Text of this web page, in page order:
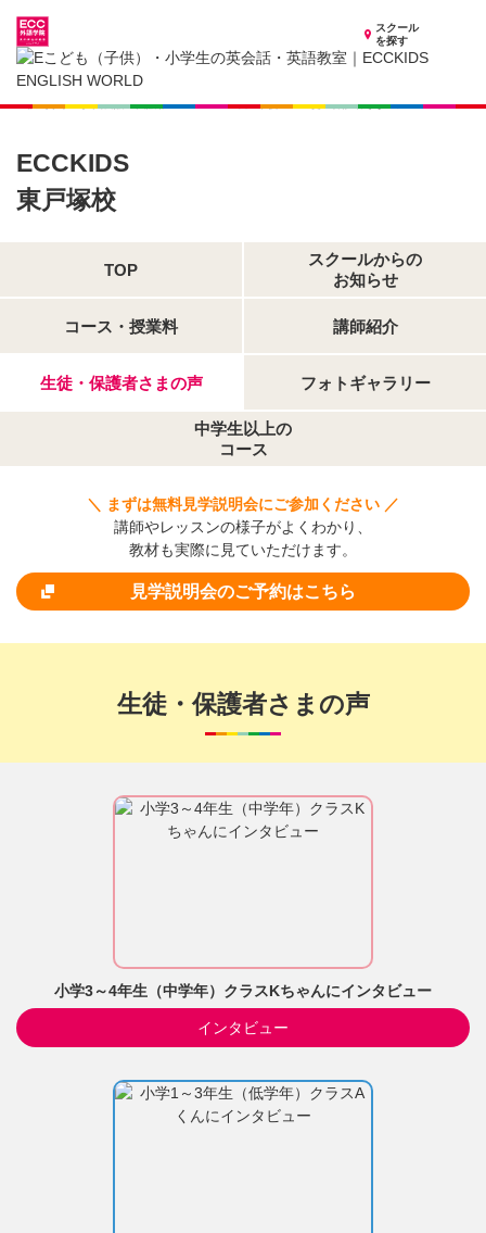
スクール
を探す
神奈川県の子供英会話・英語教室
子供（小学生）英会話・英語教室 ECCKIDS 東戸塚校
生徒・保護者さまの声
ECCKIDS
東戸塚校
TOP
スクールからの
お知らせ
コース・授業料 講師紹介
生徒・保護者さまの声 フォトギャラリー
中学生以上の
コース
＼ まずは無料見学説明会にご参加ください ／
講師やレッスンの様子がよくわかり、
教材も実際に見ていただけます。
見学説明会のご予約はこちら
生徒・保護者さまの声
小学3～4年生（中学年）クラスKちゃんにインタビュー
インタビュー